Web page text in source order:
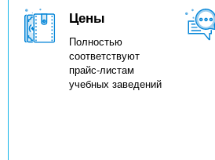
Цены
Полностью
соответствуют
прайс-листам
учебных заведений